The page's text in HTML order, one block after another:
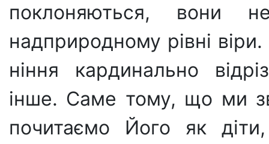
поклоняються, вони
надприродному рівні
ніння кардинально
інше. Саме тому, що ми
почитаємо Його як